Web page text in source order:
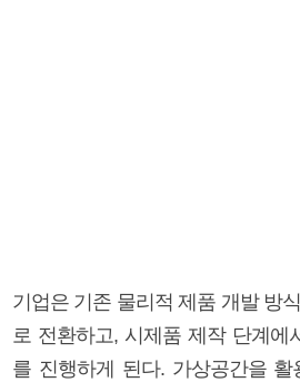
기업은 기존 물리적 제품 개발 방
로 전환하고, 시제품 제작 단계에
를 진행하게 된다. 가상공간을